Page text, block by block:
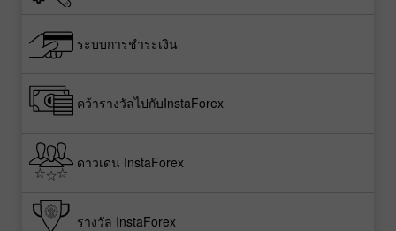
ระบบการชำระเงิน
คว้ารางวัลไปกับInstaForex
ดาวเด่น InstaForex
รางวัล InstaForex